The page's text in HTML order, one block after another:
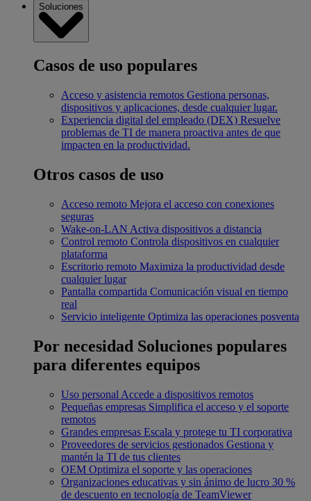
Soluciones
Casos de uso populares
Acceso y asistencia remotos Gestiona personas,
dispositivos y aplicaciones, desde cualquier lugar.
Experiencia digital del empleado (DEX) Resuelve
problemas de TI de manera proactiva antes de que
impacten en la productividad.
Otros casos de uso
Acceso remoto Mejora el acceso con conexiones
seguras
Wake-on-LAN Activa dispositivos a distancia
Control remoto Controla dispositivos en cualquier
plataforma
Escritorio remoto Maximiza la productividad desde
cualquier lugar
Pantalla compartida Comunicación visual en tiempo
real
Servicio inteligente Optimiza las operaciones posventa
Por necesidad Soluciones populares
para diferentes equipos
Uso personal Accede a dispositivos remotos
Pequeñas empresas Simplifica el acceso y el soporte
remotos
Grandes empresas Escala y protege tu TI corporativa
Proveedores de servicios gestionados Gestiona y
mantén la TI de tus clientes
OEM Optimiza el soporte y las operaciones
Organizaciones educativas y sin ánimo de lucro 30 %
de descuento en tecnología de TeamViewer